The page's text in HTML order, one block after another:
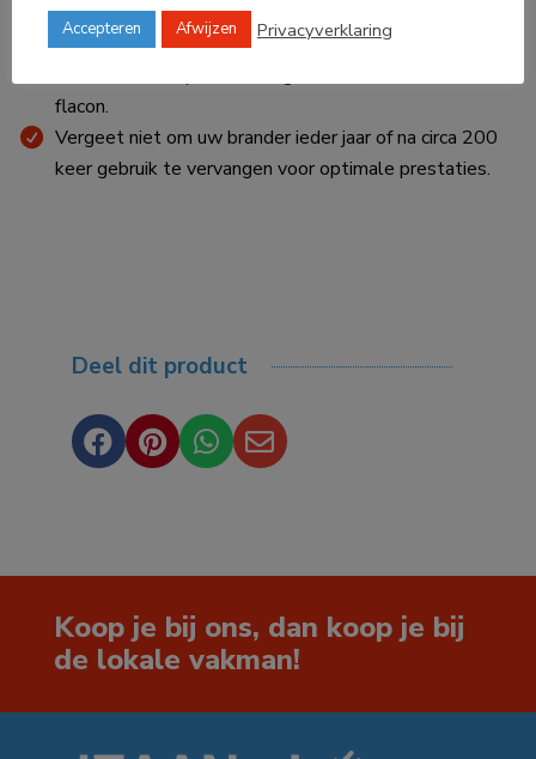
Haal de brander uit uw Lampe Berger als u hem
gedurende enkele weken niet gebruikt en schenk het
flacon.
Vergeet niet om uw brander ieder jaar of na circa 200
keer gebruik te vervangen voor optimale prestaties.
Deel dit product
   
Koop je bij ons, dan koop je bij
de lokale vakman!
Accepteren Afwijzen Privacyverklaring